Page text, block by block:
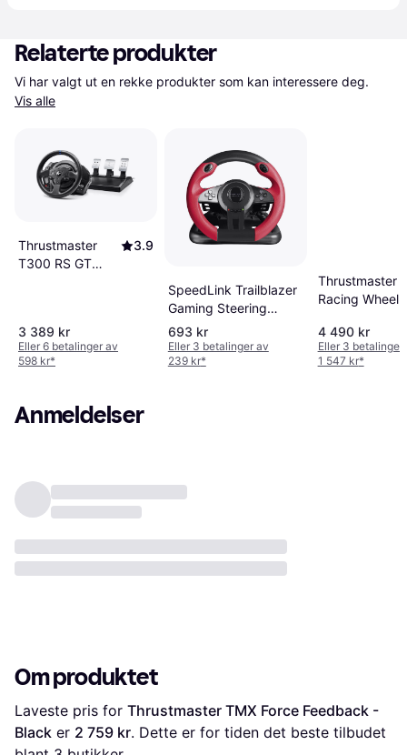
Relaterte produkter
Vis alle
Thrustmaster
T300 RS GT
3.9
3 389 kr
Eller 6 betalinger av
598 kr*
SpeedLink Trailblazer
Gaming Steering
Wheel - Black/Red
693 kr
Eller 3 betalinger av
239 kr*
Thrustmaster
Racing Wheel
4 490 kr
Eller 3 betalinger
1 547 kr*
Anmeldelser
Om produktet
Laveste pris for Thrustmaster TMX Force Feedback -
Black er 2 759 kr. Dette er for tiden det beste tilbudet